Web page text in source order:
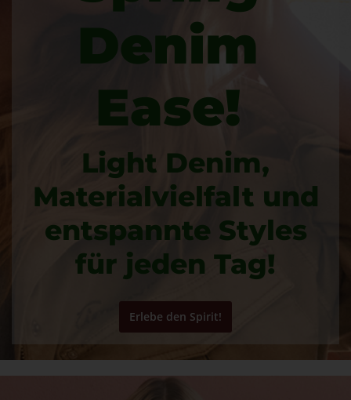
Denim
Ease!
Light Denim,
Materialvielfalt und
entspannte Styles
für jeden Tag!
Erlebe den Spirit!